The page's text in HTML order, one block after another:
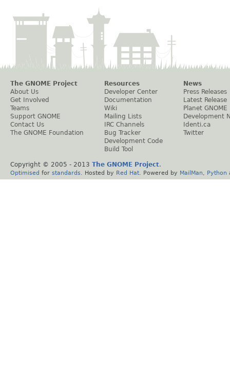
The GNOME Project
About Us
Get Involved
Teams
Support GNOME
Contact Us
The GNOME Foundation
Resources
Developer Center
Documentation
Wiki
Mailing Lists
IRC Channels
Bug Tracker
Development Code
Build Tool
News
Press Releases
Latest Release
Planet GNOME
Development
Identi.ca
Twitter
Copyright © 2005 - 2013 The GNOME Project.
Optimised for standards . Hosted by Red Hat . Powered by MailMan Python